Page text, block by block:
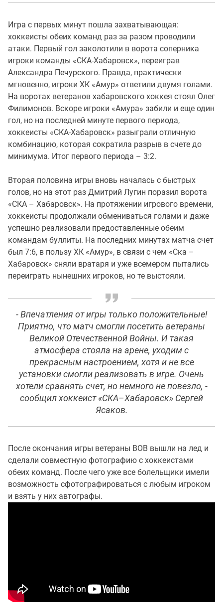
Игра с первых минут пошла захватывающая:
хоккеисты обеих команд раз за разом проводили
атаки. Первый гол заколотили в ворота соперника
игроки команды «СКА-Хабаровск», переиграв
Александра Печурского. Правда, практически
мгновенно, игроки ХК «Амур» ответили двумя голами.
На воротах ветеранов хабаровского хоккея стоял Олег
Филимонов. Вскоре игроки «Амура» забили и еще один
гол, но на последней минуте первого периода,
хоккеисты «СКА-Хабаровск» разыграли отличную
комбинацию, которая сократила разрыв в счете до
минимума. Итог первого периода – 3:2.
Вторая половина игры вновь началась с быстрых
голов, но на этот раз Дмитрий Лугин поразил ворота
«СКА – Хабаровск». На протяжении игрового времени,
хоккеисты продолжали обмениваться голами и даже
успешно реализовали предоставленные обеим
командам буллиты. На последних минутах матча счет
был 7:6, в пользу ХК «Амур», в связи с чем «Ска –
Хабаровск» сняли вратаря и уже всемером пытались
переиграть нынешних игроков, но те выстояли.
- Впечатления от игры только положительные!
Приятно, что матч смогли посетить ветераны
Великой Отечественной Войны. И такая
атмосфера стояла на арене, уходим с
прекрасным настроением, хотя и не все
установки смогли реализовать в игре. Очень
хотели сравнять счет, но немного не повезло, -
сообщил хоккеист «СКА–Хабаровск» Сергей
Ясаков.
После окончания игры ветераны ВОВ вышли на лед и
сделали совместную фотографию с хоккеистами
обеих команд. После чего уже все болельщики имели
возможность сфотографироваться с любым игроком
и взять у них автографы.